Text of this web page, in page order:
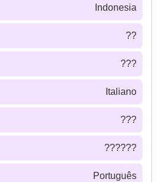
Indonesia
??
???
Italiano
???
??????
Português